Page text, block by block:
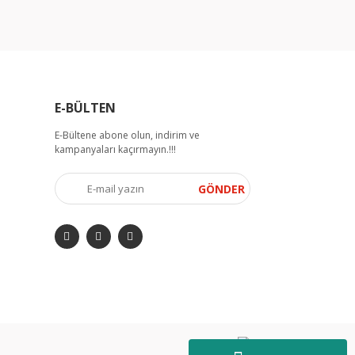
E-BÜLTEN
E-Bültene abone olun, indirim ve
kampanyaları kaçırmayın.!!!
GÖNDER